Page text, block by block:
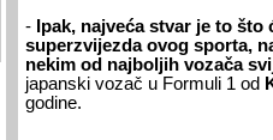
- Ipak, najveća stvar je to
superzvijezda ovog sporta,
nekim od najboljih vozača
japanski vozač u Formuli 1 od
godine.